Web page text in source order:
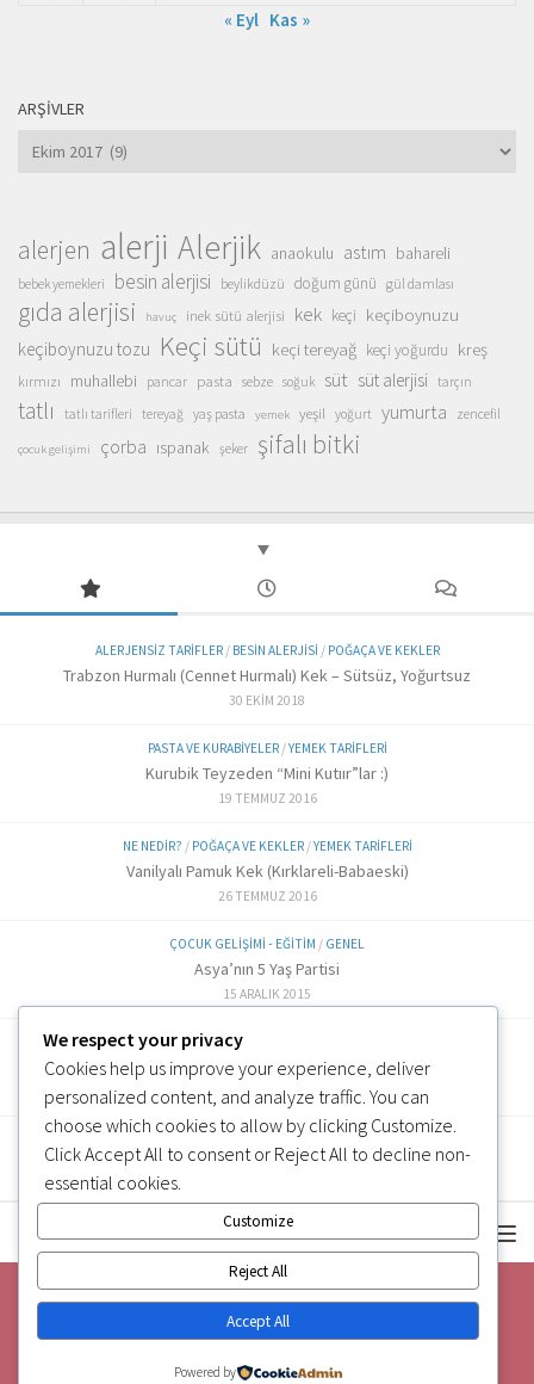
« Eyl Kas »
ARŞIVLER
Arşivler
alerjen alerji Alerjik anaokulu astım bahareli
bebek yemekleri besin alerjisi beylikdüzü doğum günü gül damlası
gıda alerjisi havuç inek sütü alerjisi kek keçi keçiboynuzu
keçiboynuzu tozu Keçi sütü keçi tereyağ keçi yoğurdu kreş
kırmızı muhallebi pancar pasta sebze soğuk süt süt alerjisi tarçın
tatlı tatlı tarifleri tereyağ yaş pasta yemek yeşil yoğurt yumurta zencefil
çocuk gelişimi çorba ıspanak şeker şifalı bitki
ALERJENSIZ TARIFLER/ BESIN ALERJISI / POĞAÇA VE KEKLER
Trabzon Hurmalı (Cennet Hurmalı) Kek – Sütsüz, Yoğurtsuz
30 EKIM 2018
PASTA VE KURABIYELER/YEMEK TARIFLERI
Kurubik Teyzeden “Mini Kutıır”lar :)
19 TEMMUZ 2016
NE NEDIR? / POĞAÇA VE KEKLER/YEMEK TARIFLERI
Vanilyalı Pamuk Kek (Kırklareli-Babaeski)
26 TEMMUZ 2016
ÇOCUK GELIŞIMI - EĞITIM / GENEL
Asya’nın 5 Yaş Partisi
15 ARALIK 2015
ALTERNATIF TARIFLER
Labne Peynir Yapımı (6 ve üzeri)
3 OCAK 2019
We respect your privacy
Cookies help us improve your experience, deliver
personalized content, and analyze traffic. You can
choose which cookies to allow by clicking Customize
ClickAccept All to consent or Reject All to decline non-
essential cookies.
Customize
Reject All
Accept All
Powered by